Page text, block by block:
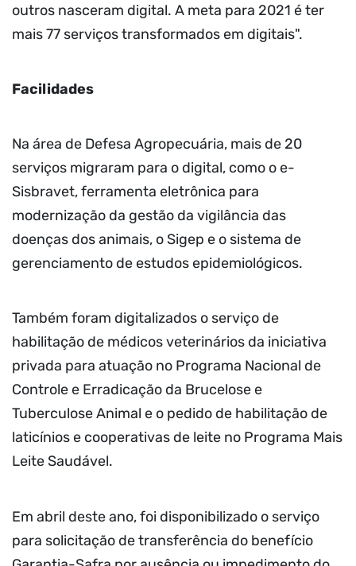
outros nasceram digital. A meta para 2021 é ter
mais 77 serviços transformados em digitais".
Facilidades
Na área de Defesa Agropecuária, mais de 20
serviços migraram para o digital, como o e-
Sisbravet, ferramenta eletrônica para
modernização da gestão da vigilância das
doenças dos animais, o Sigep e o sistema de
gerenciamento de estudos epidemiológicos.
Também foram digitalizados o serviço de
habilitação de médicos veterinários da iniciativa
privada para atuação no Programa Nacional de
Controle e Erradicação da Brucelose e
Tuberculose Animal e o pedido de habilitação de
laticínios e cooperativas de leite no Programa Mais
Leite Saudável.
Em abril deste ano, foi disponibilizado o serviço
para solicitação de transferência do benefício